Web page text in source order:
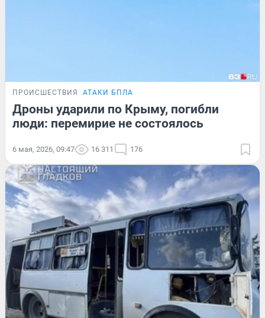
ПРОИСШЕСТВИЯ АТАКИ БПЛА
Дроны ударили по Крыму, погибли
люди: перемирие не состоялось
6 мая, 2026, 09:47 16 311 176